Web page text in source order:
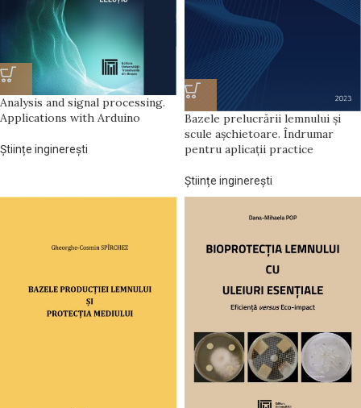
Analysis and signal processing.
Applications with Arduino
Științe inginerești
Bazele prelucrării lemnului și
scule așchietoare. Îndrumar
pentru aplicații practice
Științe inginerești